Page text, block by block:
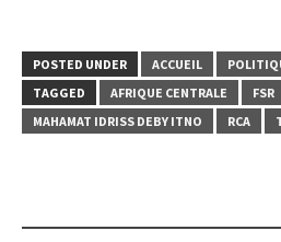
POSTED UNDER ACCUEIL
TAGGED
AFRIQUE CENTRALE FSR
MAHAMAT IDRISS DEBY ITNO
RCA